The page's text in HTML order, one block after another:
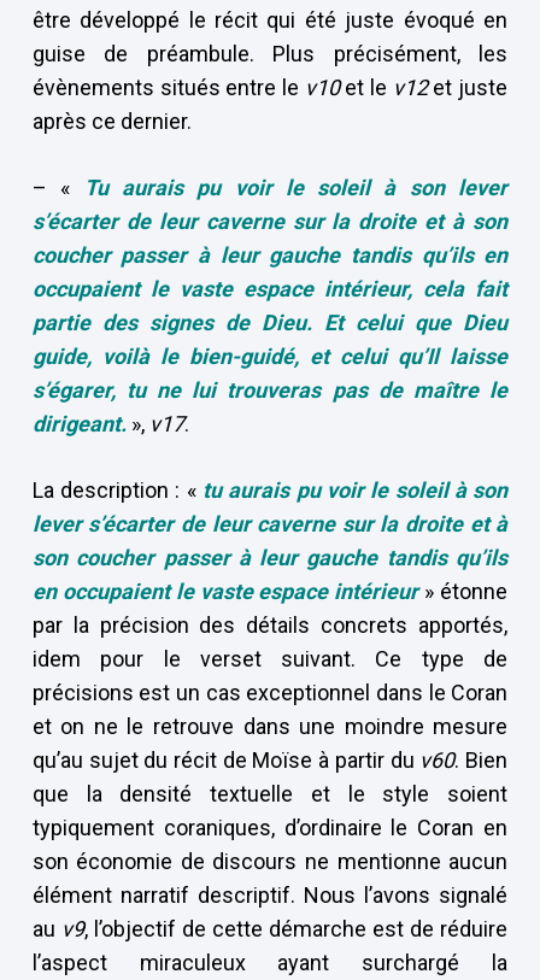
être développé le récit qui été juste évoqué en
guise de préambule. Plus précisément, les
évènements situés entre le v10et le v12et juste
après ce dernier.
– «
Tu aurais pu voir le soleil à son lever
s’écarter de leur caverne sur la droite et à son
coucher passer à leur gauche tandis qu’ils en
occupaient le vaste espace intérieur, cela fait
partie des signes de Dieu. Et celui que Dieu
guide, voilà le bien-guidé, et celui qu’Il laisse
s’égarer, tu ne lui trouveras pas de maître le
dirigeant.», v17.
La description : « tu aurais pu voir le soleil à son
lever s’écarter de leur caverne sur la droite et à
son coucher passer à leur gauche tandis qu’ils
en occupaient le vaste espace intérieur» étonne
par la précision des détails concrets apportés,
idem pour le verset suivant. Ce type de
précisions est un cas exceptionnel dans le Coran
et on ne le retrouve dans une moindre mesure
qu’au sujet du récit de Moïse à partir du v60. Bien
que la densité textuelle et le style soient
typiquement coraniques, d’ordinaire le Coran en
son économie de discours ne mentionne aucun
élément narratif descriptif. Nous l’avons signalé
au v9, l’objectif de cette démarche est de réduire
l’aspect miraculeux ayant surchargé la